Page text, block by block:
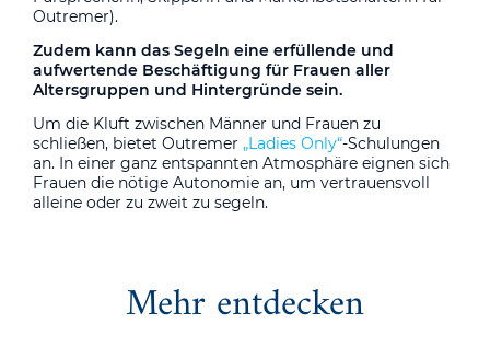
Outremer).
Zudem kann das Segeln eine erfüllende und
aufwertende Beschäftigung für Frauen aller
Altersgruppen und Hintergründe sein.
Um die Kluft zwischen Männer und Frauen zu
schließen, bietet Outremer „Ladies Only“-Schulungen
an. In einer ganz entspannten Atmosphäre eignen sich
Frauen die nötige Autonomie an, um vertrauensvoll
alleine oder zu zweit zu segeln.
Mehr entdecken